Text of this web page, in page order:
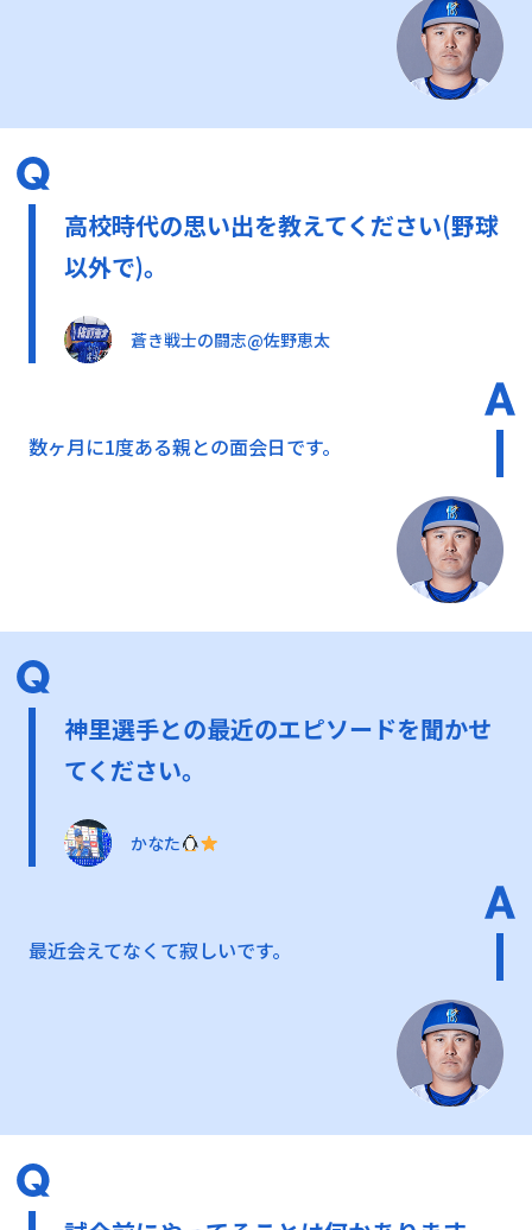
高校時代の思い出を教えてください(野球
以外で)。
蒼き戦士の闘志@佐野恵太
数ヶ月に1度ある親との面会日です。
神里選手との最近のエピソードを聞かせ
てください。
かなた
最近会えてなくて寂しいです。